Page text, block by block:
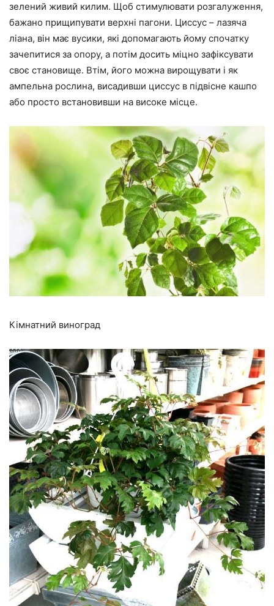
зелений живий килим. Щоб стимулювати розгалуження,
бажано прищипувати верхні пагони. Циссус – лазяча
ліана, він має вусики, які допомагають йому спочатку
зачепитися за опору, а потім досить міцно зафіксувати
своє становище. Втім, його можна вирощувати і як
ампельна рослина, висадивши циссус в підвісне кашпо
або просто встановивши на високе місце.
Кімнатний виноград